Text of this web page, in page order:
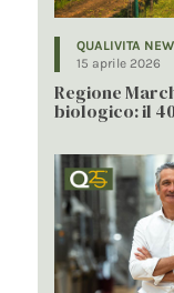
QUALIVITA
15 aprile 2026
Regione
biologico: il